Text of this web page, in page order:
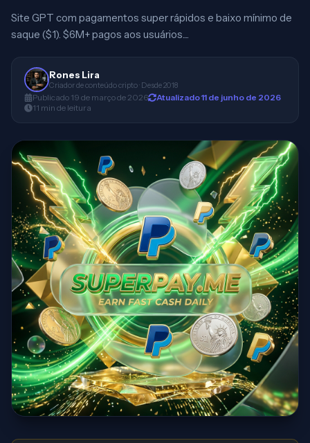
Site GPT com pagamentos super rápidos e baixo mínimo de
saque ($1). $6M+ pagos aos usuários....
Rones Lira
Criador de conteúdo cripto · Desde 2018
Publicado 19 de março de 2026 Atualizado11 de junho de 2026
11 min de leitura